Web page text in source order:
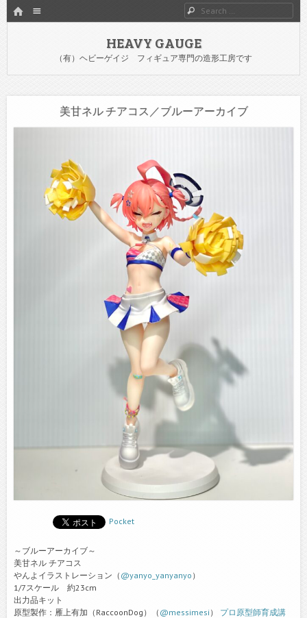
HOME Search
HEAVY GAUGE
（有）ヘビーゲイジ フィギュア専門の造形工房です
美甘ネル チアコス／ブルーアーカイブ
Pocket
～ブルーアーカイブ～
美甘ネル チアコス
やんよイラストレーション（ @yanyo_yanyanyo ）
1/7スケール 約23cm
出力品キット
原型製作：雁上有加（RaccoonDog）（ @messimesi ） プロ原型師育成講